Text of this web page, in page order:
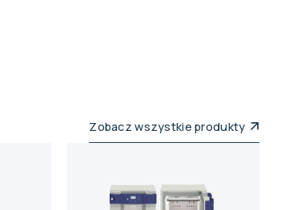
Zobacz wszystkie produkty